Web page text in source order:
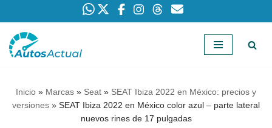
Saltar
Inicio » Marcas » Seat » SEAT Ibiza 2022 en México: precios y
versiones » SEAT Ibiza 2022 en México color azul – parte lateral
nuevos rines de 17 pulgadas